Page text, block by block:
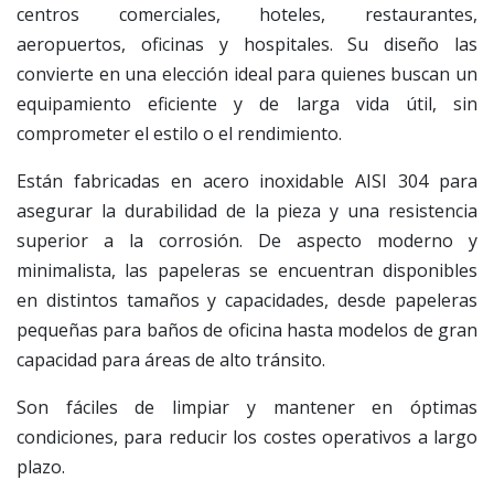
centros comerciales, hoteles, restaurantes,
aeropuertos, oficinas y hospitales. Su diseño las
convierte en una elección ideal para quienes buscan un
equipamiento eficiente y de larga vida útil, sin
comprometer el estilo o el rendimiento.
Están fabricadas en acero inoxidable AISI 304 para
asegurar la durabilidad de la pieza y una resistencia
superior a la corrosión. De aspecto moderno y
minimalista, las papeleras se encuentran disponibles
en distintos tamaños y capacidades, desde papeleras
pequeñas para baños de oficina hasta modelos de gran
capacidad para áreas de alto tránsito.
Son fáciles de limpiar y mantener en óptimas
condiciones, para reducir los costes operativos a largo
plazo.